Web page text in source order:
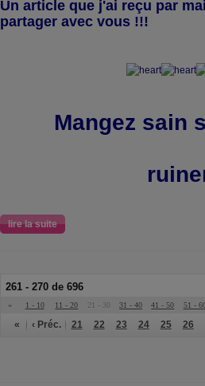
Un article que j'ai reçu par
partager avec vous !!!
Mangez sain
lire la suite
261 - 270 de 696
« 1 - 10 11 - 20 21 - 30 31 - 40 41 - 50 51 -
« ‹ Préc. 21 22 23 24 25 26